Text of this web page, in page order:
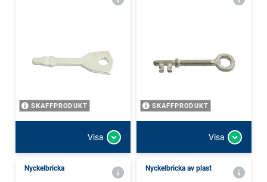
SKAFFPRODUKT
Visa
SKAFFPRODUKT
Visa
Nyckelbricka Nyckelbricka av plast